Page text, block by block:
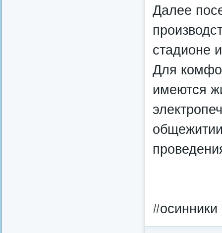
Далее
стадионе
Для
имеются
#осинники